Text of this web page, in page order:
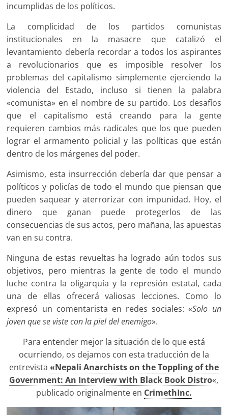
incumplidas de los políticos.
La complicidad de los partidos comunistas
institucionales en la masacre que catalizó el
levantamiento debería recordar a todos los aspirantes
a revolucionarios que es imposible resolver los
problemas del capitalismo simplemente ejerciendo la
violencia del Estado, incluso si tienen la palabra
«comunista» en el nombre de su partido. Los desafíos
que el capitalismo está creando para la gente
requieren cambios más radicales que los que pueden
lograr el armamento policial y las políticas que están
dentro de los márgenes del poder.
Asimismo, esta insurrección debería dar que pensar a
políticos y policías de todo el mundo que piensan que
pueden saquear y aterrorizar con impunidad. Hoy, el
dinero que ganan puede protegerlos de las
consecuencias de sus actos, pero mañana, las apuestas
van en su contra.
Ninguna de estas revueltas ha logrado aún todos sus
objetivos, pero mientras la gente de todo el mundo
luche contra la oligarquía y la represión estatal, cada
una de ellas ofrecerá valiosas lecciones. Como lo
expresó un comentarista en redes sociales: «Solo un
joven que se viste con la piel del enemigo».
Para entender mejor la situación de lo que está
ocurriendo, os dejamos con esta traducción de la
entrevista «Nepali Anarchists on the Toppling of the
Government: An Interview with Black Book Distro«,
publicado originalmente en CrimethInc.